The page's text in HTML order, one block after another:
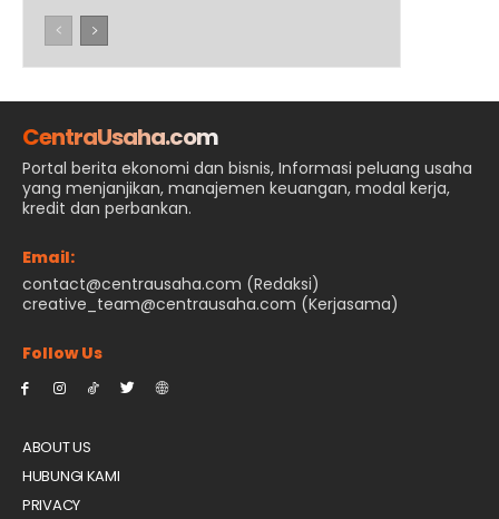
CentraUsaha.com
Portal berita ekonomi dan bisnis, Informasi peluang usaha
yang menjanjikan, manajemen keuangan, modal kerja,
kredit dan perbankan.
Email:
contact@centrausaha.com (Redaksi)
creative_team@centrausaha.com (Kerjasama)
Follow Us
ABOUT US
HUBUNGI KAMI
PRIVACY